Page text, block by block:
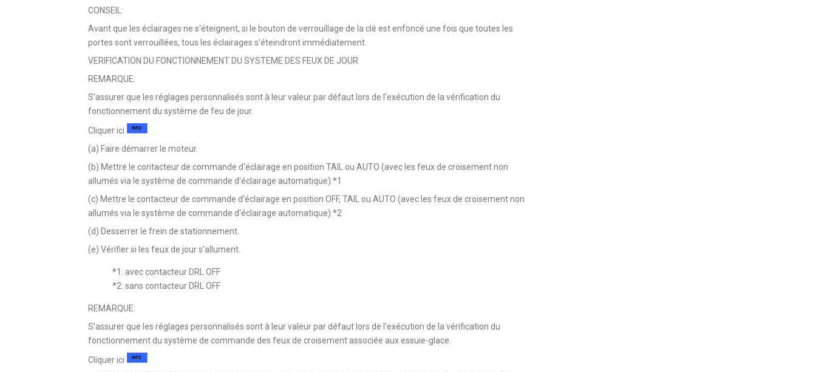
CONSEIL:
Avant que les éclairages ne s'éteignent, si le bouton de verrouillage de la clé est enfoncé une fois que toutes les
portes sont verrouillées, tous les éclairages s'éteindront immédiatement.
VERIFICATION DU FONCTIONNEMENT DU SYSTEME DES FEUX DE JOUR
REMARQUE:
S'assurer que les réglages personnalisés sont à leur valeur par défaut lors de l'exécution de la vérification du
fonctionnement du système de feu de jour.
Cliquer ici
(a) Faire démarrer le moteur.
(b) Mettre le contacteur de commande d'éclairage en position TAIL ou AUTO (avec les feux de croisement non
allumés via le système de commande d'éclairage automatique).*1
(c) Mettre le contacteur de commande d'éclairage en position OFF, TAIL ou AUTO (avec les feux de croisement non
allumés via le système de commande d'éclairage automatique).*2
(d) Desserrer le frein de stationnement.
(e) Vérifier si les feux de jour s'allument.
*1: avec contacteur DRL OFF
*2: sans contacteur DRL OFF
REMARQUE:
S'assurer que les réglages personnalisés sont à leur valeur par défaut lors de l'exécution de la vérification du
fonctionnement du système de commande des feux de croisement associée aux essuie-glace.
Cliquer ici